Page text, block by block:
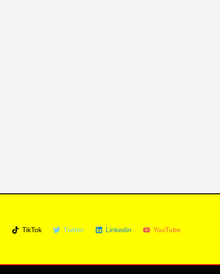
TikTok Twitter Linkedin YouTube